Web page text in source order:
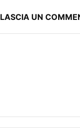
LASCIA UN